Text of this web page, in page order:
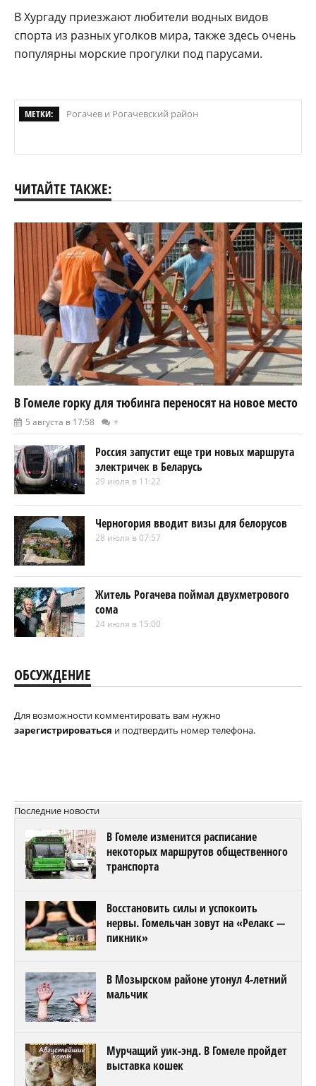
В Хургаду приезжают любители водных видов
спорта из разных уголков мира, также здесь очень
популярны морские прогулки под парусами.
МЕТКИ: Рогачев и Рогачевский район
ЧИТАЙТЕ ТАКЖЕ:
В Гомеле горку для тюбинга переносят на новое место
5 августа в 17:58 +
Россия запустит еще три новых маршрута
электричек в Беларусь
29 июля в 11:22
Черногория вводит визы для белорусов
28 июля в 07:57
Житель Рогачева поймал двухметрового
сома
24 июля в 15:00
ОБСУЖДЕНИЕ
Для возможности комментировать вам нужно
зарегистрироваться и подтвердить номер телефона.
Последние новости
В Гомеле изменится расписание
некоторых маршрутов общественного
транспорта
Восстановить силы и успокоить
нервы. Гомельчан зовут на «Релакс —
пикник»
В Мозырском районе утонул 4-летний
мальчик
Мурчащий уик-энд. В Гомеле пройдет
выставка кошек